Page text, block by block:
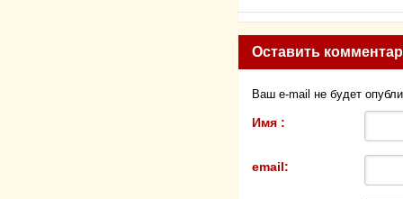
Оставить
Ваш e-mail не будет
Имя :
email: